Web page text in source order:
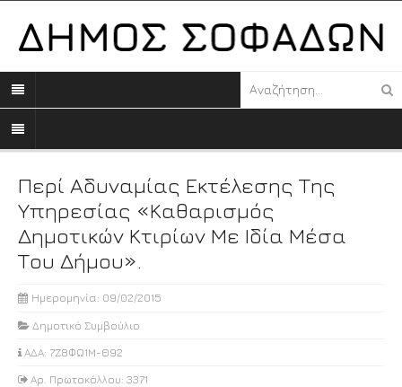
Περί Αδυναμίας Εκτέλεσης Της
Υπηρεσίας «Καθαρισμός
Δημοτικών Κτιρίων Με Ιδία Μέσα
Του Δήμου».
Ημερομηνία: 09/02/2015
Δημοτικό Συμβούλιο
ΑΔΑ: 7Ζ8ΦΩ1Μ-Θ92
Αρ. Πρωτοκόλλου: 3371